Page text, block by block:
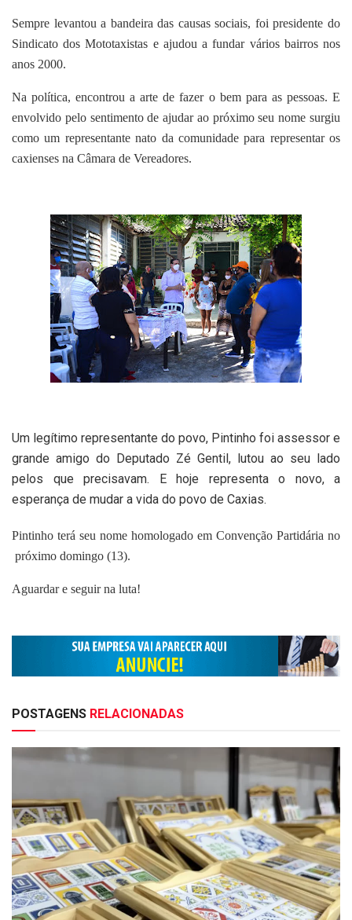
Sempre levantou a bandeira das causas sociais, foi presidente do
Sindicato dos Mototaxistas e ajudou a fundar vários bairros nos
anos 2000.
Na política, encontrou a arte de fazer o bem para as pessoas. E
envolvido pelo sentimento de ajudar ao próximo seu nome surgiu
como um representante nato da comunidade para representar os
caxienses na Câmara de Vereadores.
Um legítimo representante do povo, Pintinho foi assessor e
grande amigo do Deputado Zé Gentil, lutou ao seu lado
pelos que precisavam. E hoje representa o novo, a
esperança de mudar a vida do povo de Caxias.
Pintinho terá seu nome homologado em Convenção Partidária no
próximo domingo (13).
Aguardar e seguir na luta!
POSTAGENS RELACIONADAS